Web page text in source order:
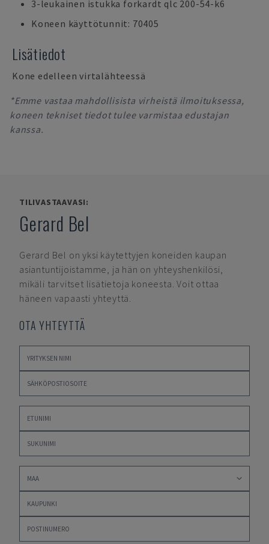
3-leukainen istukka forkardt qlc 200-54-k6
Koneen käyttötunnit: 70405
Lisätiedot
Kone edelleen virtalähteessä
*Emme vastaa mahdollisista virheistä ilmoituksessa,
koneen tekniset tiedot tulee varmistaa edustajan
kanssa.
TILIVASTAAVASI:
Gerard Bel
Gerard Bel on yksi käytettyjen koneiden kaupan
asiantuntijoistamme, ja hän on yhteyshenkilösi,
mikäli tarvitset lisätietoja koneesta. Voit ottaa
häneen vapaasti yhteyttä.
OTA YHTEYTTÄ